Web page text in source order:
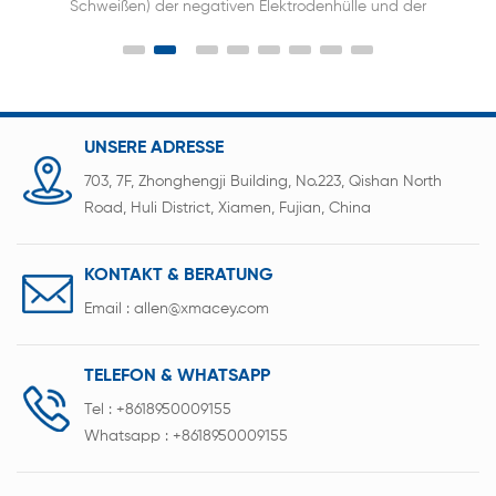
Elektrodenhülle und der
Schweißkopfes wird für das
UNSERE ADRESSE
703, 7F, Zhonghengji Building, No.223, Qishan North
Road, Huli District, Xiamen, Fujian, China
KONTAKT & BERATUNG
Email : allen@xmacey.com
TELEFON & WHATSAPP
Tel : +8618950009155
Whatsapp : +8618950009155